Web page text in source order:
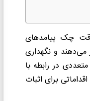
چک پیامدهای
می‌دهند و نگهداری
در رابطه با
برای اثبات